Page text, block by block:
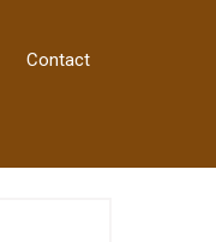
Contact